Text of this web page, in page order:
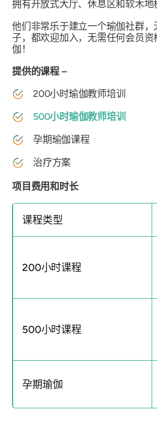
拥有开放式大厅、休息区和软木地
他们非常乐于建立一个瑜伽社群
子，都欢迎加入，无需任何会员
伽！
提供的课程 –
200小时瑜伽教师培训
500小时瑜伽教师培训
孕期瑜伽课程
治疗方案
项目费用和时长
课程类型
200小时课程
500小时课程
孕期瑜伽